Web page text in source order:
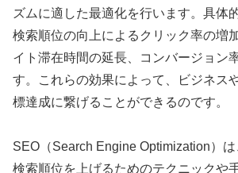
ズムに適した最適化を行います。具体
検索順位の向上によるクリック率の増
イト滞在時間の延長、コンバージョン
す。これらの効果によって、ビジネス
標達成に繋げることができるのです。
SEO（Search Engine Optimization）
検索順位を上げるためのテクニックや